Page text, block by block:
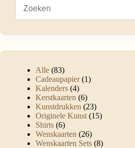
Alle 83
Cadeaupapier 1
Kalenders 4
Kerstkaarten 6
Kunstdrukken
23
Originele Kunst 15
Shirts 6
Wenskaarten
26
Wenskaarten Sets 8